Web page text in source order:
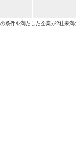
条件を満たした企業が2社未満